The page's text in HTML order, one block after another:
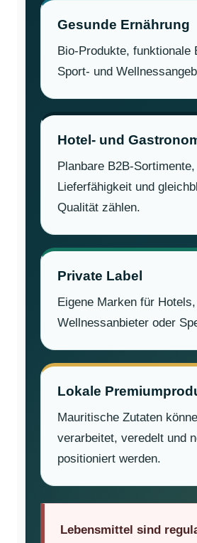
Gesunde Ernährung
Bio-Produkte, funktionale
Sport- und
Hotel- und
Planbare B2B-
Lieferfähigkeit und
Qualität zählen.
Private Label
Eigene Marken für
Wellnessanbieter oder
Lokale
Mauritische Zutaten
verarbeitet, veredelt und
positioniert werden.
Lebensmittel sind